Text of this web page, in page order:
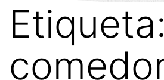
Etiqueta: